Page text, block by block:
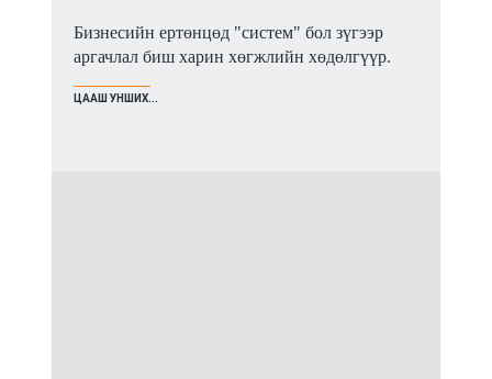
Бизнесийн ертөнцөд "систем" бол зүгээр
аргачлал биш харин хөгжлийн хөдөлгүүр.
ЦААШ УНШИХ...